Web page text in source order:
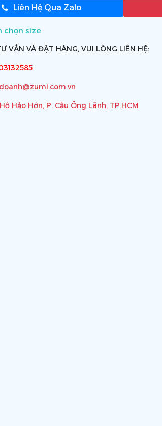
Liên Hệ Qua Zalo
chọn size
VẤN VÀ ĐẶT HÀNG, VUI LÒNG LIÊN HỆ:
Hảo Hớn, P. Cầu Ông Lãnh, TP.HCM